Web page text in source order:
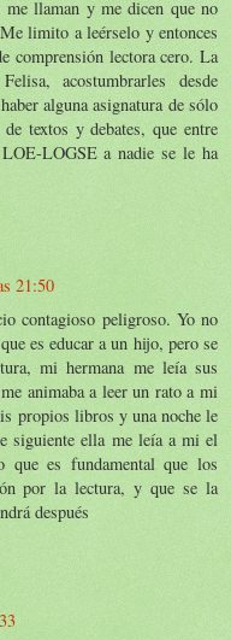
llaman y me dicen que no
limito a leérselo y entonces
comprensión lectora cero. La
acostumbrarles desde
alguna asignatura de sólo
textos y debates, que entre
LOGSE a nadie se le ha
21:50
contagioso peligroso. Yo no
es educar a un hijo, pero se
mi hermana me leía sus
animaba a leer un rato a mi
propios libros y una noche le
siguiente ella me leía a mi el
que es fundamental que los
por la lectura, y que se la
después